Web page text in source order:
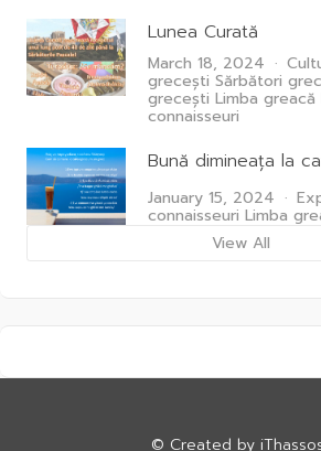
Lunea Curată
March 18, 2024
grecești Sărbători
grecești Limba greacă
connaisseuri
Bună dimineața la
January 15, 2024
connaisseuri Limba
View All
© Created by